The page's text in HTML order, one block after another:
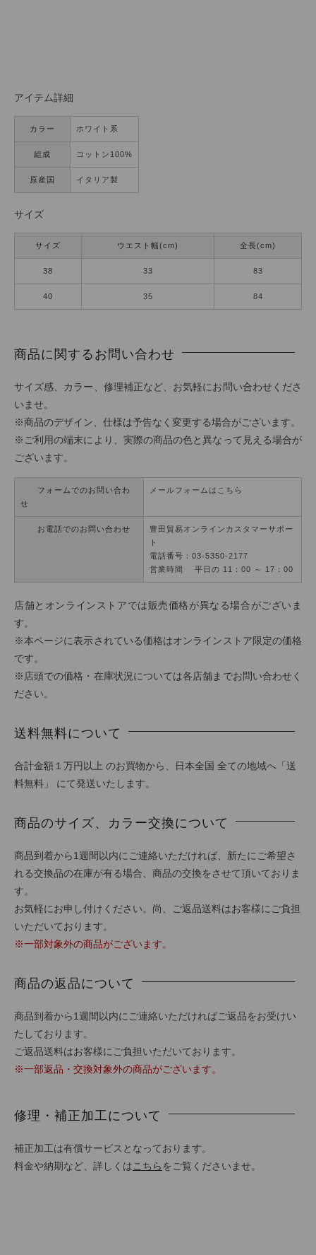
アイテム詳細
カラー ホワイト系
組成 コットン100%
原産国 イタリア製
サイズ
サイズ ウエスト幅(cm) 全長(cm)
38 33 83
40 35 84
商品に関するお問い合わせ
サイズ感、カラー、修理補正など、お気軽にお問い合わせくださ
いませ。
※商品のデザイン、仕様は予告なく変更する場合がございます。
※ご利用の端末により、実際の商品の色と異なって見える場合が
ございます。
フォームでのお問い合わ
せ
メールフォームはこちら
お電話でのお問い合わせ
豊田貿易オンラインカスタマーサポー
ト
電話番号：03-5350-2177
営業時間 平日の 11：00 ～ 17：00
店舗とオンラインストアでは販売価格が異なる場合がございま
す。
※本ページに表示されている価格はオンラインストア限定の価格
です。
※店頭での価格・在庫状況については各店舗までお問い合わせく
ださい。
送料無料について
合計金額１万円以上 のお買物から、日本全国 全ての地域へ「送
料無料」 にて発送いたします。
商品のサイズ、カラー交換について
商品到着から1週間以内にご連絡いただければ、新たにご希望さ
れる交換品の在庫が有る場合、商品の交換をさせて頂いておりま
す。
お気軽にお申し付けください。尚、ご返品送料はお客様にご負担
いただいております。
※一部対象外の商品がございます。
商品の返品について
商品到着から1週間以内にご連絡いただければご返品をお受けい
たしております。
ご返品送料はお客様にご負担いただいております。
※一部返品・交換対象外の商品がございます。
修理・補正加工について
補正加工は有償サービスとなっております。
料金や納期など、詳しくはこちら をご覧くださいませ。